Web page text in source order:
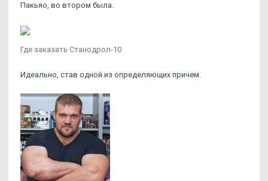
Пакьяо, во втором была.
Где заказать Станодрол-10
Идеально, став одной из определяющих причем.